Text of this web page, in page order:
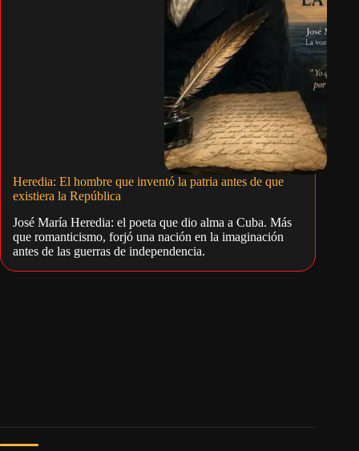
Heredia: El hombre que inventó la patria antes de que
existiera la República
José María Heredia: el poeta que dio alma a Cuba. Más
que romanticismo, forjó una nación en la imaginación
antes de las guerras de independencia.